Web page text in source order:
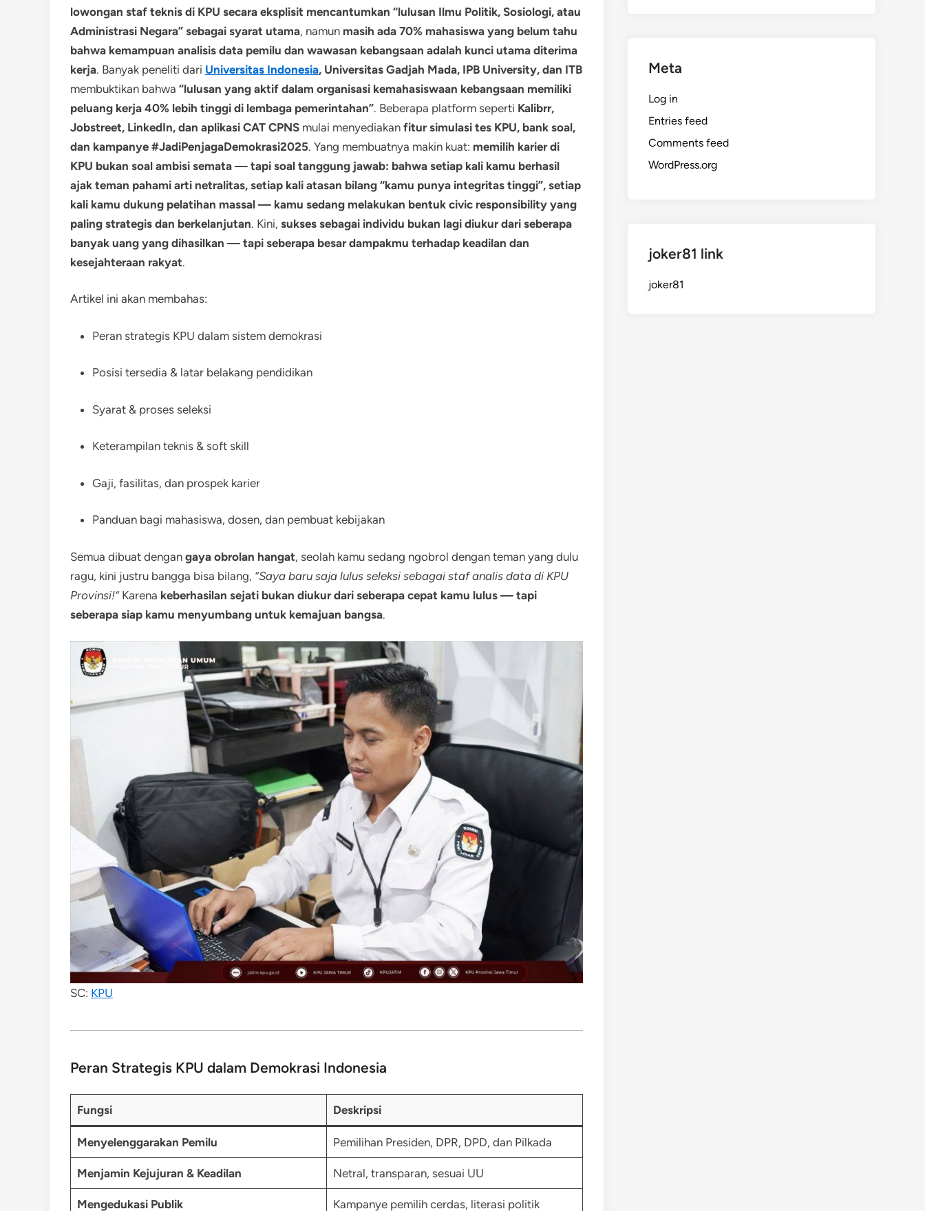
lowongan staf teknis di KPU secara eksplisit mencantumkan “lulusan Ilmu Politik, Sosiologi, atau
Administrasi Negara” sebagai syarat utama, namun masih ada 70% mahasiswa yang belum tahu
bahwa kemampuan analisis data pemilu dan wawasan kebangsaan adalah kunci utama diterima
kerja. Banyak peneliti dari Universitas Indonesia, Universitas Gadjah Mada, IPB University, dan ITB
membuktikan bahwa “lulusan yang aktif dalam organisasi kemahasiswaan kebangsaan memiliki
peluang kerja 40% lebih tinggi di lembaga pemerintahan”. Beberapa platform seperti Kalibrr,
Jobstreet, LinkedIn, dan aplikasi CAT CPNS mulai menyediakan fitur simulasi tes KPU, bank soal,
dan kampanye #JadiPenjagaDemokrasi2025. Yang membuatnya makin kuat: memilih karier di
KPU bukan soal ambisi semata — tapi soal tanggung jawab: bahwa setiap kali kamu berhasil
ajak teman pahami arti netralitas, setiap kali atasan bilang “kamu punya integritas tinggi”, setiap
kali kamu dukung pelatihan massal — kamu sedang melakukan bentuk civic responsibility yang
paling strategis dan berkelanjutan. Kini, sukses sebagai individu bukan lagi diukur dari seberapa
banyak uang yang dihasilkan — tapi seberapa besar dampakmu terhadap keadilan dan
kesejahteraan rakyat.
Artikel ini akan membahas:
Peran strategis KPU dalam sistem demokrasi
Posisi tersedia & latar belakang pendidikan
Syarat & proses seleksi
Keterampilan teknis & soft skill
Gaji, fasilitas, dan prospek karier
Panduan bagi mahasiswa, dosen, dan pembuat kebijakan
Semua dibuat dengan gaya obrolan hangat, seolah kamu sedang ngobrol dengan teman yang dulu
ragu, kini justru bangga bisa bilang, “Saya baru saja lulus seleksi sebagai staf analis data di KPU
Provinsi!”Karena keberhasilan sejati bukan diukur dari seberapa cepat kamu lulus — tapi
seberapa siap kamu menyumbang untuk kemajuan bangsa.
SC: KPU
Peran Strategis KPU dalam Demokrasi Indonesia
Fungsi Deskripsi
Menyelenggarakan Pemilu Pemilihan Presiden, DPR, DPD, dan Pilkada
Menjamin Kejujuran & Keadilan Netral, transparan, sesuai UU
Mengedukasi Publik Kampanye pemilih cerdas, literasi politik
Meta
Log in
Entries feed
Comments feed
WordPress.org
joker81 link
joker81